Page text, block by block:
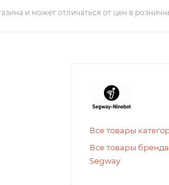
и может отличаться от цен в
Все товары
Все товары
Segway